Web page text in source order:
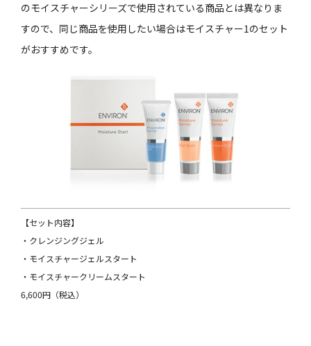
のモイスチャーシリーズで使用されている商品とは異なりま
すので、同じ商品を使用したい場合はモイスチャー1のセット
がおすすめです。
【セット内容】
・クレンジングジェル
・モイスチャージェルスタート
・モイスチャークリームスタート
6,600円（税込）